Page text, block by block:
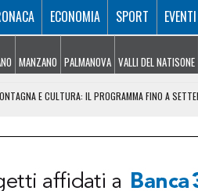
ECONOMIA SPORT EVENTI
MANZANO PALMANOVA VALLI DEL NATISONE
SU UN ALBERO: PASSEGGERO GRAVISSIMO
BOLLETTE SU DI OLTRE IL 10%